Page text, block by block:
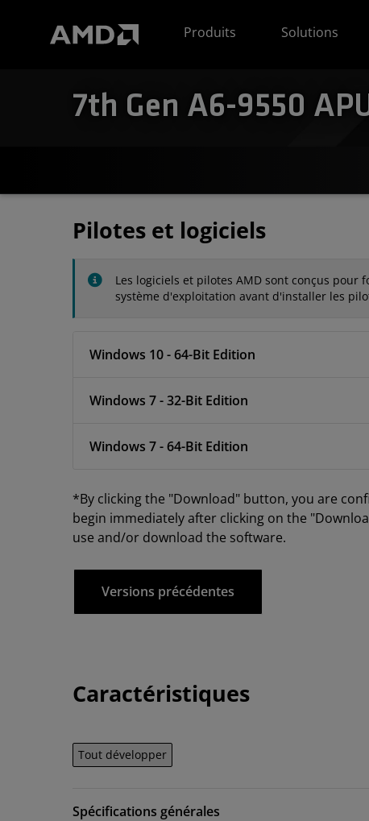
Produits
Solutions
7th Gen A6-9550
Pilotes et logiciels
Les logiciels et pilotes AMD sont conçus
système d'exploitation avant d'installer les
Windows 10 - 64-Bit Edition
Windows 7 - 32-Bit Edition
Windows 7 - 64-Bit Edition
*By clicking the "Download" button, you are
begin immediately after clicking on the
use and/or download the software.
Versions précédentes
Caractéristiques
Tout développer
Spécifications générales